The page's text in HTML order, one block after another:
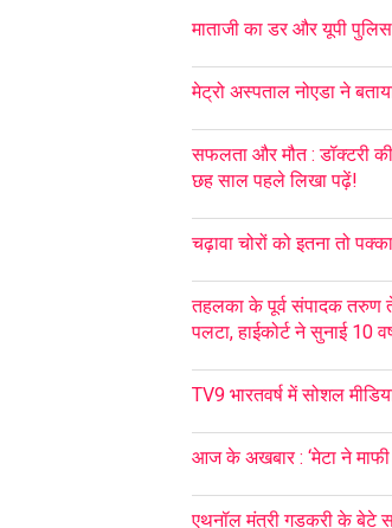
माताजी का डर और यूपी
मेट्रो अस्पताल नोएडा ने
सफलता और मौत : डॉक्टरी
छह साल पहले लिखा पढ़ें!
चढ़ावा चोरों को इतना तो
तहलका के पूर्व संपादक तरुण
पलटा, हाईकोर्ट ने सुनाई 10
TV9 भारतवर्ष में सोशल
आज के अखबार : ‘मेटा ने माफी
एथनॉल मंत्री गडकरी के बेटे